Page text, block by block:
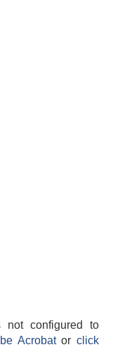
not configured to
Acrobatorclick